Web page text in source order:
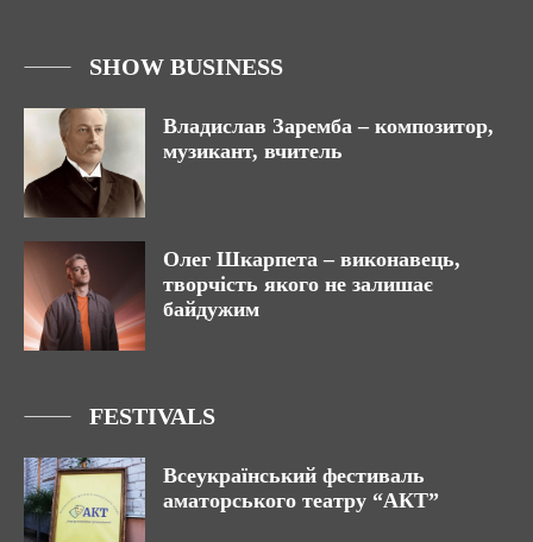
SHOW BUSINESS
Владислав Заремба – композитор,
музикант, вчитель
Олег Шкарпета – виконавець,
творчість якого не залишає
байдужим
FESTIVALS
Всеукраїнський фестиваль
аматорського театру “АКТ”